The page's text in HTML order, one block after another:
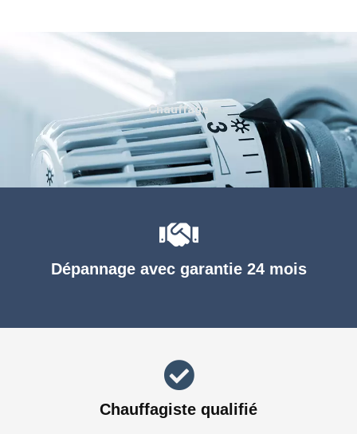
Dépannage avec garantie 24 mois
Chauffagiste qualifié
Chauffage